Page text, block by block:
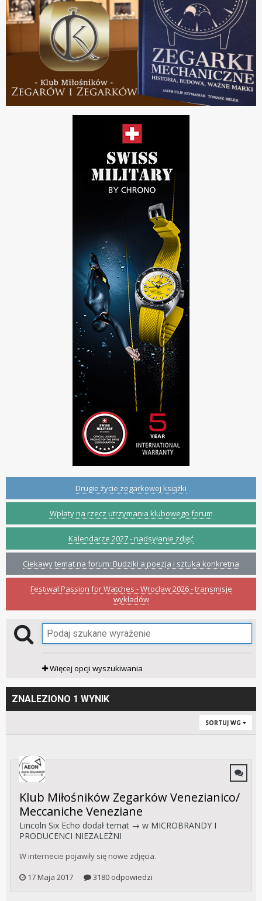
Drugie życie zegarkowej książki
Wpłaty na rzecz utrzymania klubowego forum
Kalendarze 2027 - nadsyłanie zdjęć
Ciekawy temat na forum: Budziki a poezja i sztuka konkretna
Festiwal Passion for Watches - Wrocław 2026 - transmisje
wykładów
Więcej opcji wyszukiwania
ZNALEZIONO 1 WYNIK
SORTUJ WG
Klub Miłośników Zegarków Venezianico/
Meccaniche Veneziane
Lincoln Six Echo dodał temat → w MICROBRANDY I
PRODUCENCI NIEZALEŻNI
W internecie pojawiły się nowe zdjęcia.
17 Maja 2017
3180 odpowiedzi